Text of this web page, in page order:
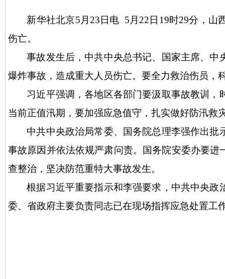
新华社北京5月23日电 5月22日19时29分，山
伤亡。
事故发生后，中共中央总书记、国家主席、
爆炸事故，造成重大人员伤亡。要全力救治伤员，
习近平强调，各地区各部门要汲取事故教训
当前正值汛期，要加强应急值守，扎实做好防汛救
中共中央政治局常委、国务院总理李强作出
事故原因并依法依规严肃问责。国务院安委办要
查整治，坚决防范重特大事故发生。
根据习近平重要指示和李强要求，中共中央
委、省政府主要负责同志已在现场指挥应急处置工